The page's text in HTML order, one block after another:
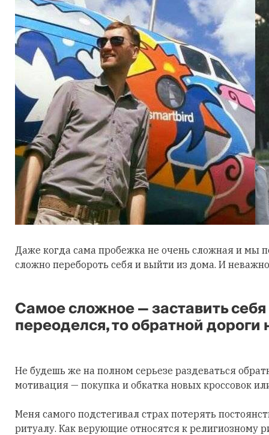
Даже когда сама пробежка не очень сложная и мы
сложно перебороть себя и выйти из дома. И
Самое сложное — заставить
переоделся, то обратной дороги
Не будешь же на полном серьезе раздеваться
мотивация — покупка и обкатка новых кроссовок
Меня самого подстегивал страх потерять
ритуалу. Как верующие относятся к религиозному